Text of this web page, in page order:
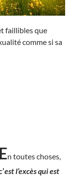
faillibles que
comme si sa
En toutes choses,
est l’excès qui est